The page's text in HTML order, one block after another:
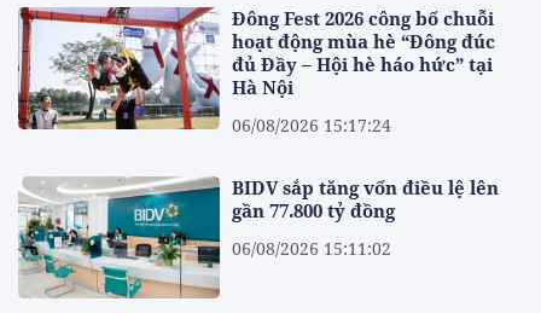
Đông Fest 2026 công bố chuỗi
hoạt động mùa hè “Đông đúc
đủ Đầy – Hội hè háo hức” tại
Hà Nội
06/08/2026 15:17:24
BIDV sắp tăng vốn điều lệ lên
gần 77.800 tỷ đồng
06/08/2026 15:11:02